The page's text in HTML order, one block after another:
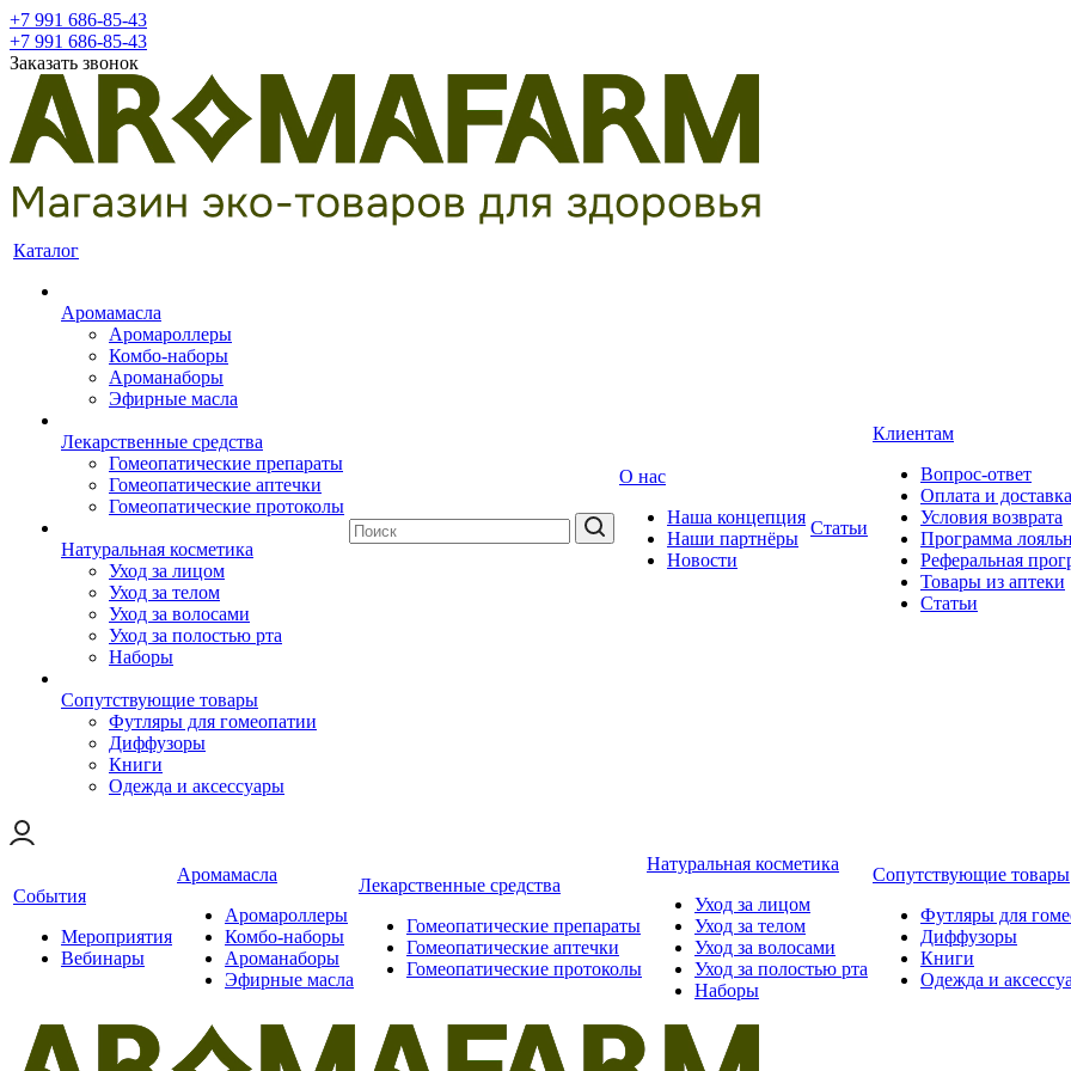
+7 991 686-85-43
+7 991 686-85-43
Заказать звонок
Каталог
Аромамасла
Аромароллеры
Комбо-наборы
Ароманаборы
Эфирные масла
Лекарственные средства
Гомеопатические препараты
Гомеопатические аптечки
Гомеопатические протоколы
Натуральная косметика
Уход за лицом
Уход за телом
Уход за волосами
Уход за полостью рта
Наборы
Сопутствующие товары
Футляры для гомеопатии
Диффузоры
Книги
Одежда и аксессуары
О нас
Наша концепция
Наши партнёры
Новости
Статьи
Клиентам
Вопрос-ответ
Оплата и доставка
Условия возврата
Программа
Реферальная
Товары из аптеки
Статьи
События
Мероприятия
Вебинары
Аромамасла
Аромароллеры
Комбо-наборы
Ароманаборы
Эфирные масла
Лекарственные средства
Гомеопатические препараты
Гомеопатические аптечки
Гомеопатические протоколы
Натуральная косметика
Уход за лицом
Уход за телом
Уход за волосами
Уход за полостью рта
Наборы
Сопутствующие товары
Футляры для
Диффузоры
Книги
Одежда и